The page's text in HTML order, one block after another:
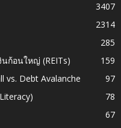
3407
2314
285
ก้อนใหญ่ (REITs)
159
Debt Avalanche
97
78
67